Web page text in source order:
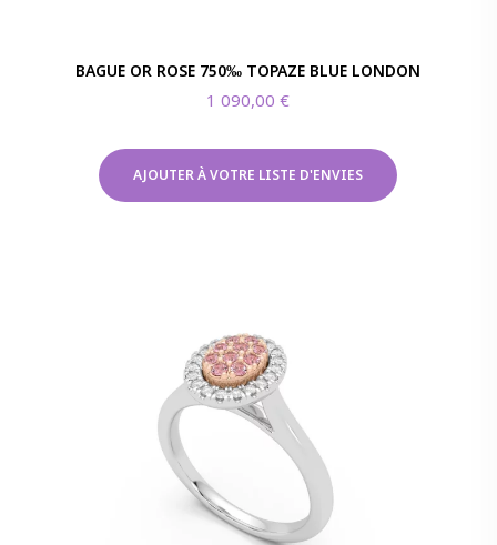
BAGUE OR ROSE 750‰ TOPAZE BLUE LONDON
1 090,00 €
AJOUTER À VOTRE LISTE D'ENVIES